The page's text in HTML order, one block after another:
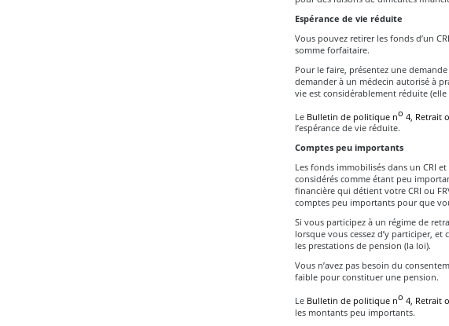
Espérance de vie réduite
Vous pouvez retirer les fonds d’un
somme forfaitaire.
Pour le faire, présentez une
demander à un médecin autorisé à
vie est considérablement réduite
Le Bulletin de politique no 4, Retrait
l’espérance de vie réduite.
Comptes peu importants
Les fonds immobilisés dans un CRI
considérés comme étant peu
financière qui détient votre CRI ou
comptes peu importants pour que
Si vous participez à un régime de
lorsque vous cessez d’y participer,
les prestations de pension (la loi).
Vous n’avez pas besoin du
faible pour constituer une pension.
Le Bulletin de politique no 4, Retrait
les montants peu importants.